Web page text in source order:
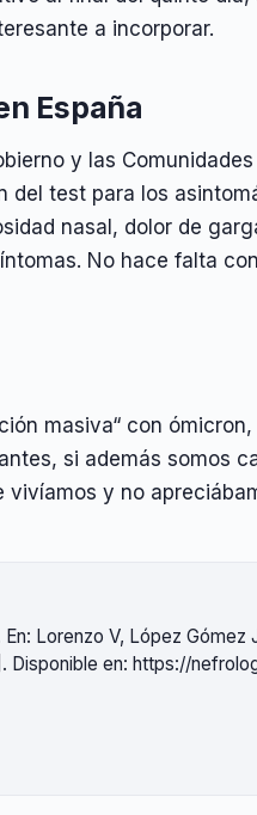
a incorporar.
España
y las
del test para los
nasal, dolor de
No hace falta
masiva“ con
si además somos
y no
Lorenzo V, López Gómez
en: https://